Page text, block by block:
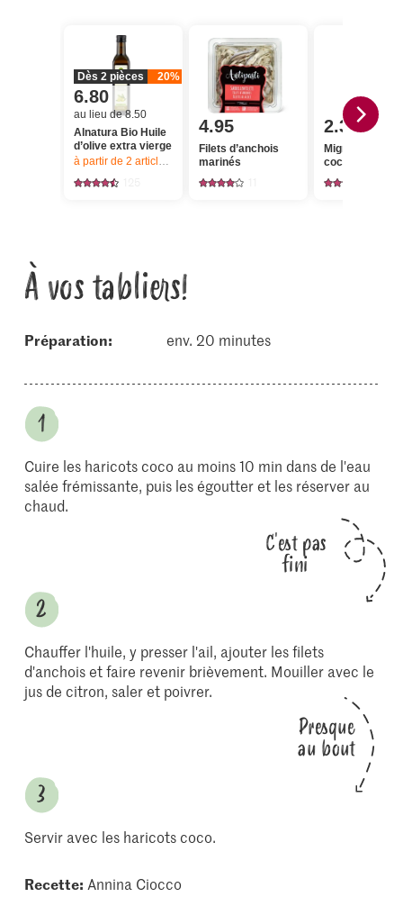
Dès 2 pièces 20%
6.80
au lieu de 8.50
Alnatura Bio Huile
d’olive extra vierge
à partir de 2 articles, Offre valable du 6.8 au 12.8.2026, jusqu’à
4.95
Filets d’anchois
marinés
2.30
Migros
coco
À vos tabliers!
Préparation: env. 20 minutes
Cuire les haricots coco au moins 10 min dans de l'eau
salée frémissante, puis les égoutter et les réserver au
chaud.
C'est pas
fini
Chauffer l'huile, y presser l'ail, ajouter les filets
d'anchois et faire revenir brièvement. Mouiller avec le
jus de citron, saler et poivrer.
Presque
au bout
Servir avec les haricots coco.
Recette: Annina Ciocco